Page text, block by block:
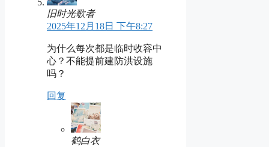
旧时光歌者
2025年12月18日 下午8:27
为什么每次都是临时收容中
心？不能提前建防洪设施
吗？
回复
鹤白衣